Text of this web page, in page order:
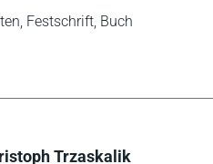
Festschrift, Buch
Trzaskalik